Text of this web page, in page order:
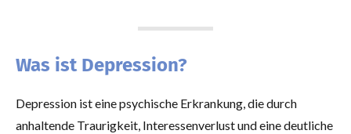
Was ist Depression?
Depression ist eine psychische Erkrankung, die durch
anhaltende Traurigkeit, Interessenverlust und eine deutliche